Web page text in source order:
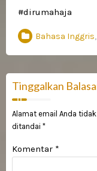
#dirumahaja
Bahasa Inggris,
Tinggalkan
Alamat email Anda
ditandai *
Komentar *